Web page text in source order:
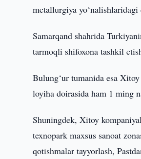
metallurgiya
Samarqand shahrida
tarmoqli shifoxona tashkil
Bulung‘ur tumanida esa
loyiha doirasida ham 1 ming
Shuningdek, Xitoy
texnopark maxsus sanoat
qotishmalar tayyorlash,